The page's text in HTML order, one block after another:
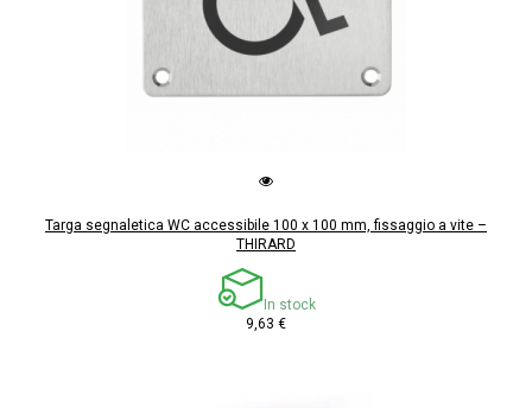
Targa segnaletica WC accessibile 100 x 100 mm, fissaggio a vite –
THIRARD
In stock
9,63 €